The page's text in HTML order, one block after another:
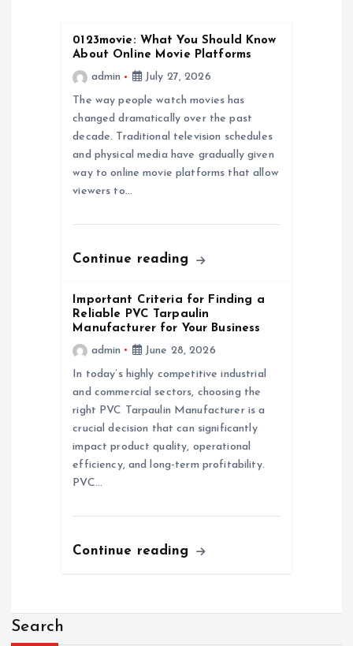
0123movie: What You Should Know
About Online Movie Platforms
admin
July 27, 2026
The way people watch movies has
changed dramatically over the past
decade. Traditional television schedules
and physical media have gradually given
way to online movie platforms that allow
viewers to…
Continue reading
Important Criteria for Finding a
Reliable PVC Tarpaulin
Manufacturer for Your Business
admin
June 28, 2026
In today’s highly competitive industrial
and commercial sectors, choosing the
right PVC Tarpaulin Manufacturer is a
crucial decision that can significantly
impact product quality, operational
efficiency, and long-term profitability.
PVC…
Continue reading
Search